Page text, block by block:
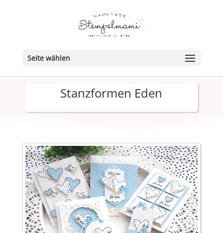
Seite wählen
Stanzformen Eden